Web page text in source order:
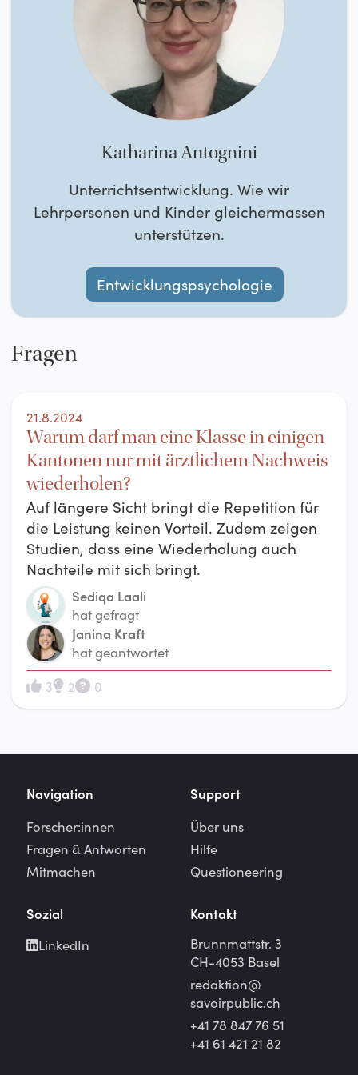
Katharina Antognini
Unterrichtsentwicklung. Wie wir
Lehrpersonen und Kinder gleichermassen
unterstützen.
Entwicklungspsychologie
Fragen
21.8.2024
Warum darf man eine Klasse in einigen
Kantonen nur mit ärztlichem Nachweis
wiederholen?
Auf längere Sicht bringt die Repetition für
die Leistung keinen Vorteil. Zudem zeigen
Studien, dass eine Wiederholung auch
Nachteile mit sich bringt.
Sediqa Laali
hat gefragt
Janina Kraft
hat geantwortet
3
2 0
Navigation
Forscher:innen
Fragen & Antworten
Mitmachen
Support
Über uns
Hilfe
Questioneering
Sozial
LinkedIn
Kontakt
Brunnmattstr. 3
CH-4053 Basel
redaktion@
savoirpublic.ch
+41 78 847 76 51
+41 61 421 21 82